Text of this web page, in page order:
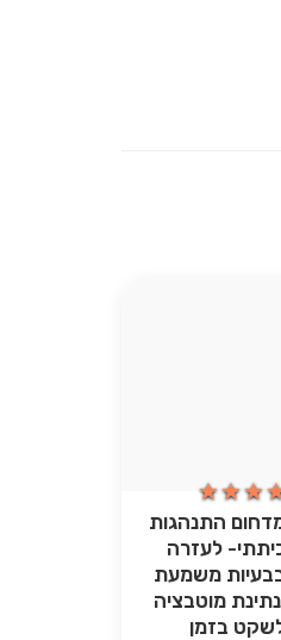
התנהגות
לעזרה
משמעת
מוטבציה
בזמן